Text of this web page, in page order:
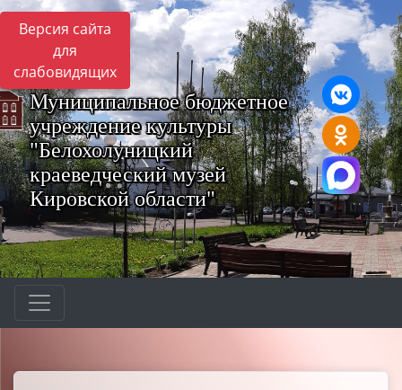
Версия сайта
для
слабовидящих
Муниципальное бюджетное
учреждение культуры
"Белохолуницкий
краеведческий музей
Кировской области"